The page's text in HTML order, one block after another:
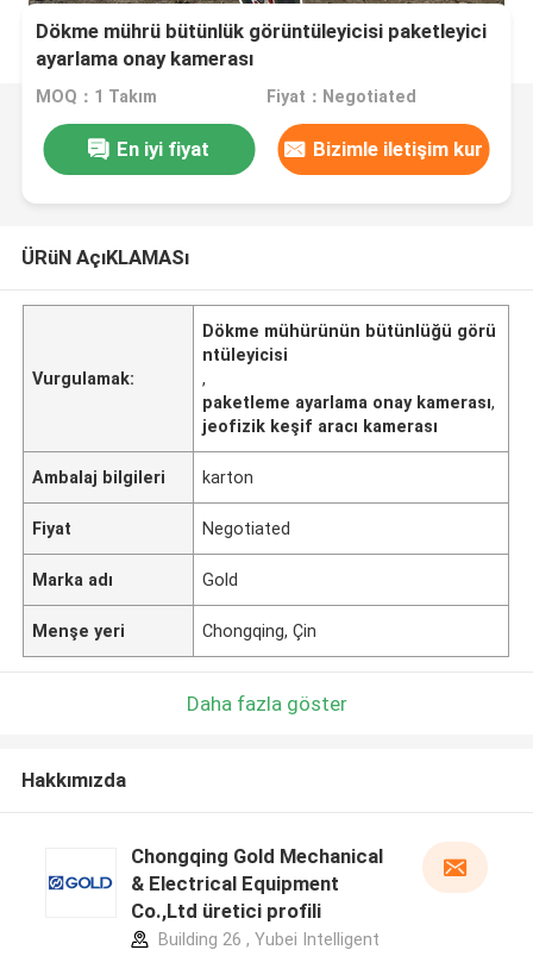
Dökme mührü bütünlük görüntüleyicisi paketleyici
ayarlama onay kamerası
MOQ：1 Takım Fiyat：Negotiated
En iyi fiyat Bizimle iletişim kur
ÜRüN AçıKLAMASı
Vurgulamak:
Dökme mühürünün bütünlüğü görü
ntüleyicisi
,
paketleme ayarlama onay kamerası,
jeofizik keşif aracı kamerası
Ambalaj bilgileri karton
Fiyat Negotiated
Marka adı Gold
Menşe yeri Chongqing, Çin
Daha fazla göster
Hakkımızda
Chongqing Gold Mechanical
& Electrical Equipment
Co.,Ltd üretici profili
Building 26 , Yubei Intelligent